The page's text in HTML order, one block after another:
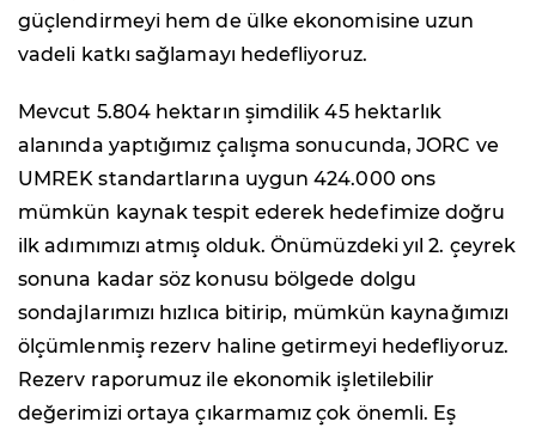
güçlendirmeyi hem de ülke ekonomisine uzun
vadeli katkı sağlamayı hedefliyoruz.
Mevcut 5.804 hektarın şimdilik 45 hektarlık
alanında yaptığımız çalışma sonucunda, JORC ve
UMREK standartlarına uygun 424.000 ons
mümkün kaynak tespit ederek hedefimize doğru
ilk adımımızı atmış olduk. Önümüzdeki yıl 2. çeyrek
sonuna kadar söz konusu bölgede dolgu
sondajlarımızı hızlıca bitirip, mümkün kaynağımızı
ölçümlenmiş rezerv haline getirmeyi hedefliyoruz.
Rezerv raporumuz ile ekonomik işletilebilir
değerimizi ortaya çıkarmamız çok önemli. Eş